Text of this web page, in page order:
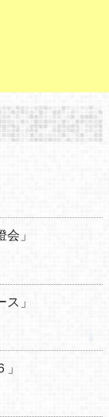
」
」
」